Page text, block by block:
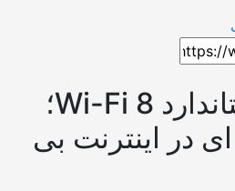
روتری نو با استاندارد Wi-Fi 8؛
اینترنت بی